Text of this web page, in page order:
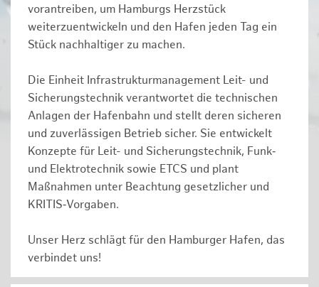
vorantreiben, um Hamburgs Herzstück
weiterzuentwickeln und den Hafen jeden Tag ein
Stück nachhaltiger zu machen.
Die Einheit Infrastrukturmanagement Leit- und
Sicherungstechnik verantwortet die technischen
Anlagen der Hafenbahn und stellt deren sicheren
und zuverlässigen Betrieb sicher. Sie entwickelt
Konzepte für Leit- und Sicherungstechnik, Funk‑
und Elektrotechnik sowie ETCS und plant
Maßnahmen unter Beachtung gesetzlicher und
KRITIS‑Vorgaben.
Unser Herz schlägt für den Hamburger Hafen, das
verbindet uns!